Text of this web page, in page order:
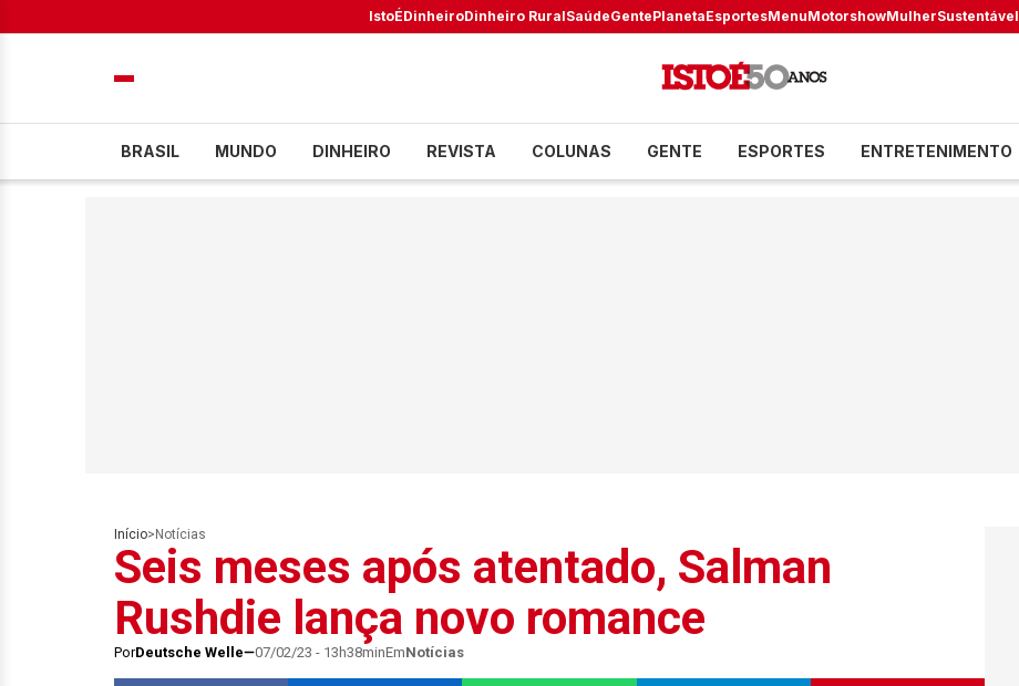
IstoÉDinheiroDinheiro RuralSaúdeGentePlanetaEsportesMenuMotorshowMulherSustentável
BRASIL MUNDO DINHEIRO REVISTA COLUNAS GENTE ESPORTES ENTRETENIMENTO
Início> Notícias
Seis meses após atentado, Salman
Rushdie lança novo romance
PorDeutsche Welle 07/02/23 - 13h38minEmNotícias